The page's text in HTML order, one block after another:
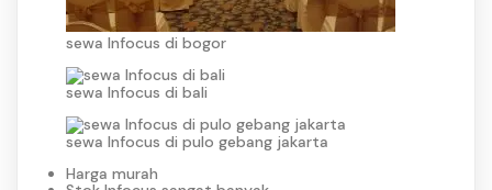
sewa Infocus di bogor
sewa Infocus di bali
sewa Infocus di pulo gebang jakarta
Harga murah